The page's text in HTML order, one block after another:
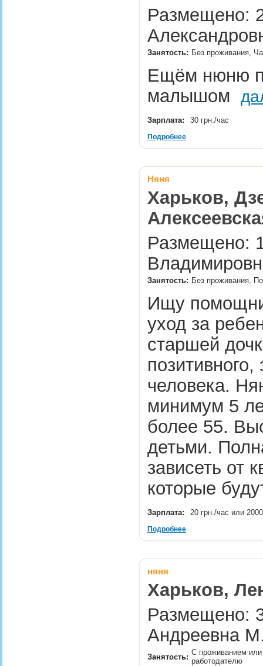
Размещено:
Занятость: Без проживания,
Ещём нюню
малышом
Зарплата: 30 грн./час
Подробнее
Няня
Харьков,
Размещено:
Занятость: Без проживания,
Ищу
уход за
старшей
человека.
минимум 5
более 55.
детьми.
зависеть от
которые
Зарплата: 20 грн./час или
Подробнее
няня
Харьков,
Размещено:
Андреевна
Занятость:
С проживанием или
работодателю